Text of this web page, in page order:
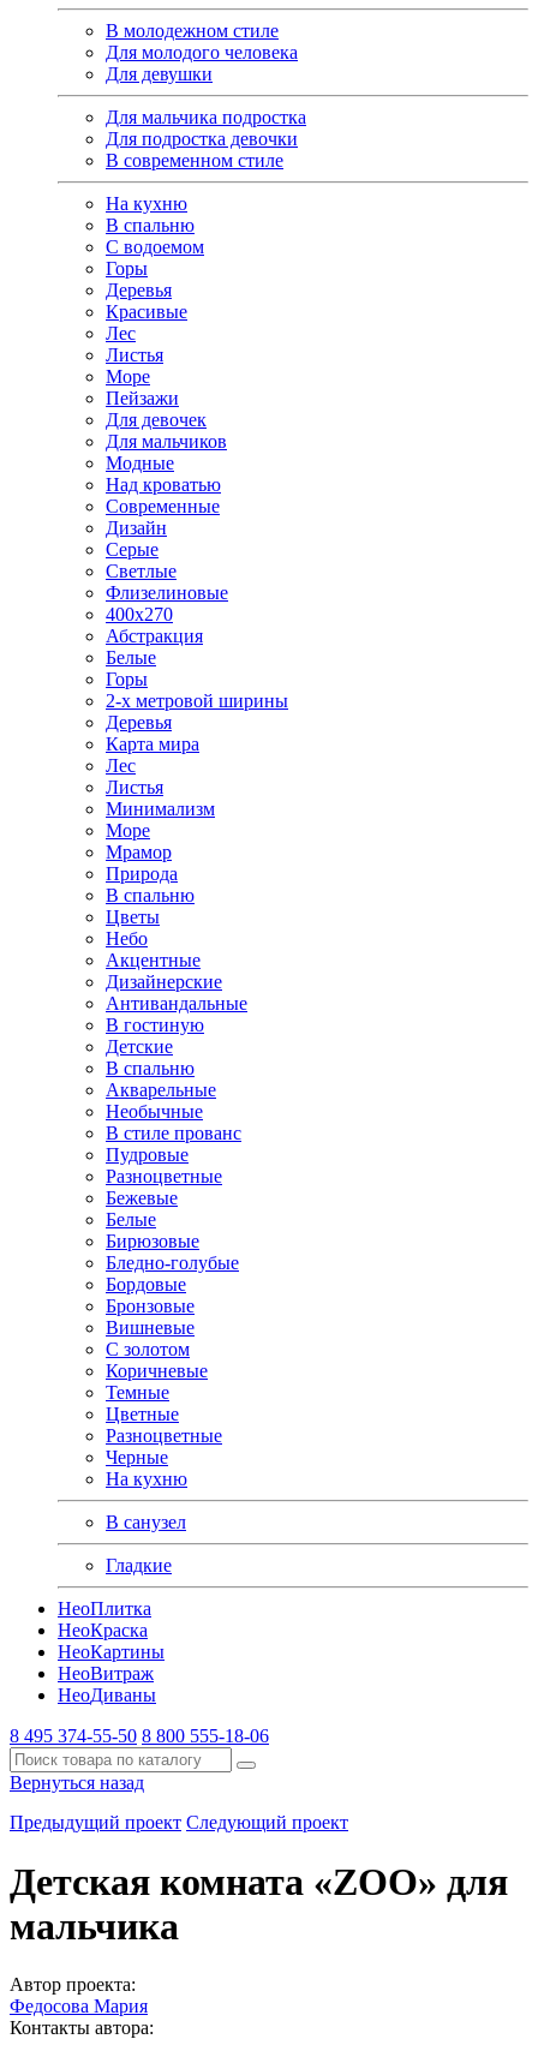
В молодежном стиле
Для молодого человека
Для девушки
Для мальчика подростка
Для подростка девочки
В современном стиле
На кухню
В спальню
С водоемом
Горы
Деревья
Красивые
Лес
Листья
Море
Пейзажи
Для девочек
Для мальчиков
Модные
Над кроватью
Современные
Дизайн
Серые
Светлые
Флизелиновые
400х270
Абстракция
Белые
Горы
2-х метровой ширины
Деревья
Карта мира
Лес
Листья
Минимализм
Море
Мрамор
Природа
В спальню
Цветы
Небо
Акцентные
Дизайнерские
Антивандальные
В гостиную
Детские
В спальню
Акварельные
Необычные
В стиле прованс
Пудровые
Разноцветные
Бежевые
Белые
Бирюзовые
Бледно-голубые
Бордовые
Бронзовые
Вишневые
С золотом
Коричневые
Темные
Цветные
Разноцветные
Черные
На кухню
В санузел
Гладкие
НеоПлитка
НеоКраска
НеоКартины
НеоВитраж
НеоДиваны
8 495 374-55-50 8 800 555-18-06
Вернуться назад
Предыдущий проект Следующий проект
Детская комната «ZOO» для
мальчика
Автор проекта:
Федосова Мария
Контакты автора: